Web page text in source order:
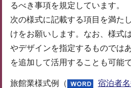
るべき事項を規定しています。
次の様式に記載する項目を満た
けをお願いします。なお、様式
やデザインを指定するものでは
を追加して活用することも可能で
旅館業様式例（ 宿泊者